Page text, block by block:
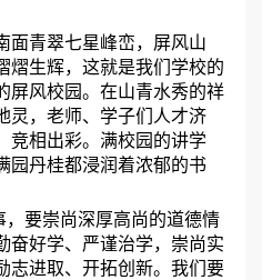
青翠七星峰峦，屏风山
熠生辉，这就是我们学校的
屏风校园。在山青水秀的祥
灵，老师、学子们人才济
竞相出彩。满校园的讲学
园丹桂都浸润着浓郁的书
要崇尚深厚高尚的道德情
奋好学、严谨治学，崇尚实
志进取、开拓创新。我们要